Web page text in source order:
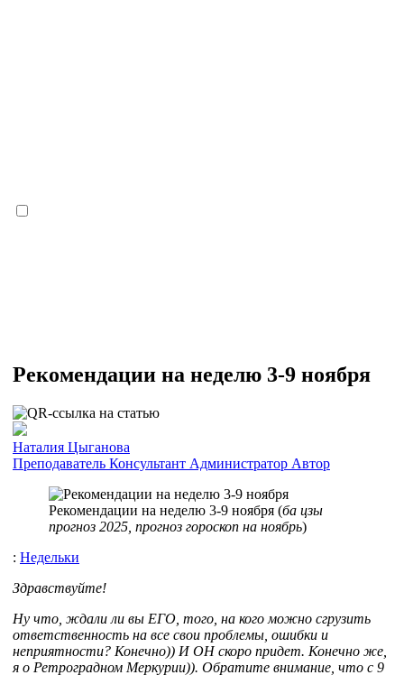
Рекомендации на неделю 3-9 ноября
Наталия Цыганова
Преподаватель Консультант Администратор Автор
Рекомендации на неделю 3-9 ноября (ба цзы
прогноз 2025, прогноз гороскоп на ноябрь)
: Недельки
Здравствуйте!
Ну что, ждали ли вы ЕГО, того, на кого можно сгрузить
ответственность на все свои проблемы, ошибки и
неприятности? Конечно)) И ОН скоро придет. Конечно же,
я о Ретроградном Меркурии)). Обратите внимание, что с 9